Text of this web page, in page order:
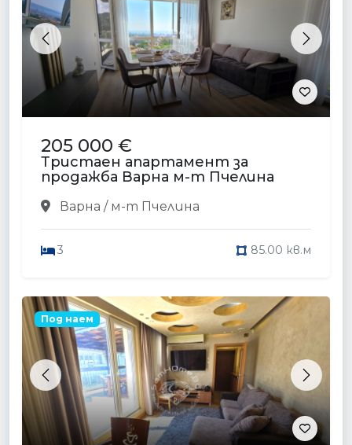
Previous Next
205 000 €
Тристаен апартамент за
продажба Варна м-т Пчелина
Варна / м-т Пчелина
3 85.00 кв.м
Previous Next
Под наем